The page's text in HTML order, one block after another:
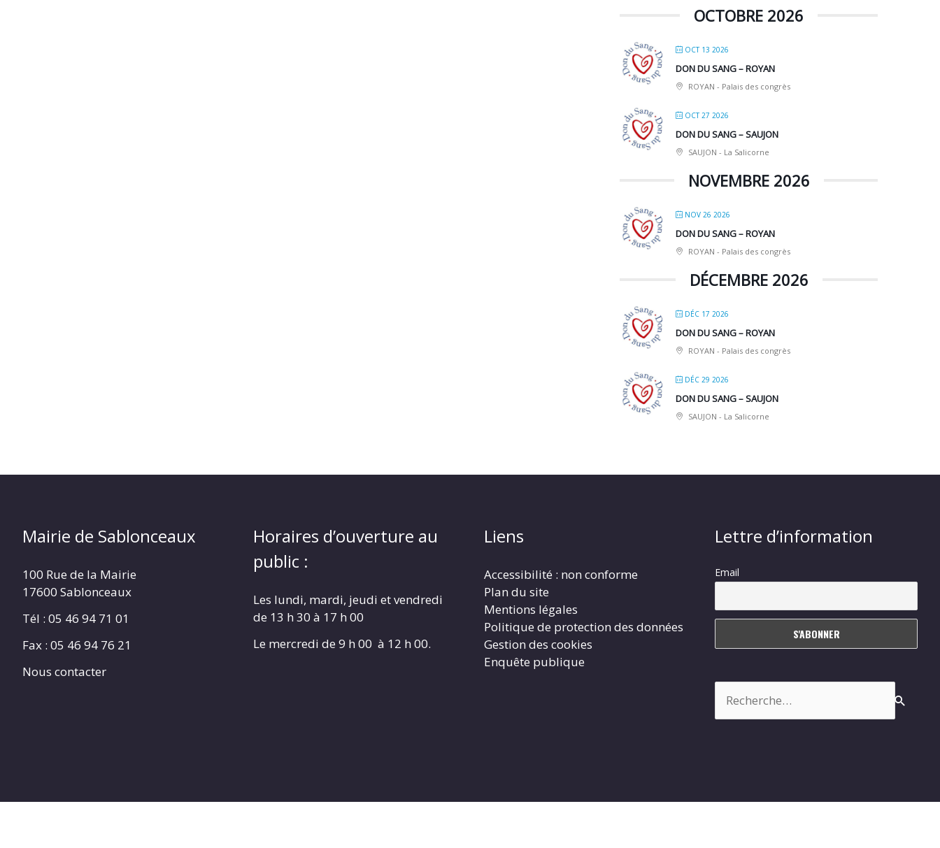
OCTOBRE 2026
OCT 13 2026
DON DU SANG – ROYAN
ROYAN - Palais des congrès
OCT 27 2026
DON DU SANG – SAUJON
SAUJON - La Salicorne
NOVEMBRE 2026
NOV 26 2026
DON DU SANG – ROYAN
ROYAN - Palais des congrès
DÉCEMBRE 2026
DÉC 17 2026
DON DU SANG – ROYAN
ROYAN - Palais des congrès
DÉC 29 2026
DON DU SANG – SAUJON
SAUJON - La Salicorne
Mairie de Sablonceaux
100 Rue de la Mairie
17600 Sablonceaux
Tél : 05 46 94 71 01
Fax : 05 46 94 76 21
Nous contacter
Horaires d’ouverture au
public :
Les lundi, mardi, jeudi et vendredi
de 13 h 30 à 17 h 00
Le mercredi de 9 h 00 à 12 h 00.
Liens
Accessibilité : non conforme
Plan du site
Mentions légales
Politique de protection des données
Gestion des cookies
Enquête publique
Lettre d’information
Email